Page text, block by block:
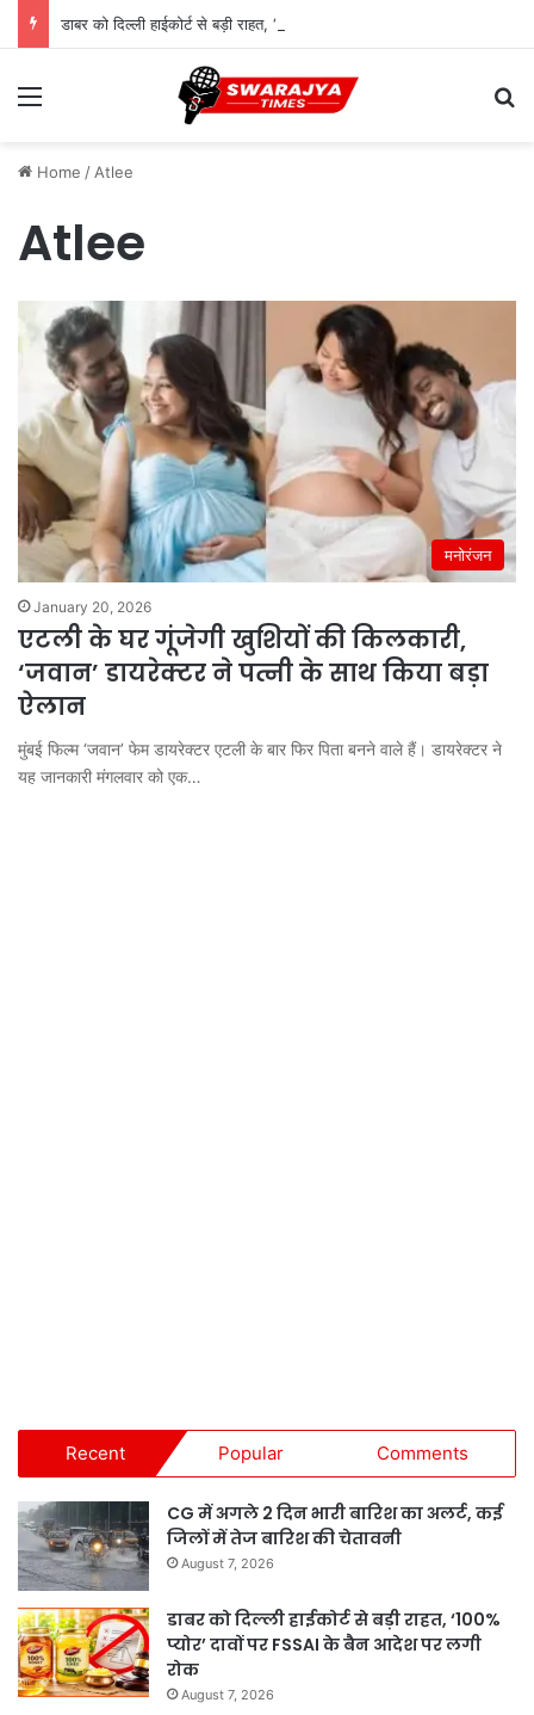
Menu
Home / Atlee
Atlee
मनोरंजन
January 20, 2026
एटली के घर गूंजेगी खुशियों की किलकारी,
‘जवान’ डायरेक्टर ने पत्नी के साथ किया बड़ा
ऐलान
मुंबई फिल्म ‘जवान’ फेम डायरेक्टर एटली के बार फिर पिता बनने वाले हैं। डायरेक्टर ने
यह जानकारी मंगलवार को एक…
Recent Popular Comments
CG में अगले 2 दिन भारी बारिश का अलर्ट, कई
जिलों में तेज बारिश की चेतावनी
August 7, 2026
डाबर को दिल्ली हाईकोर्ट से बड़ी राहत, ‘100%
प्योर’ दावों पर FSSAI के बैन आदेश पर लगी
रोक
August 7, 2026